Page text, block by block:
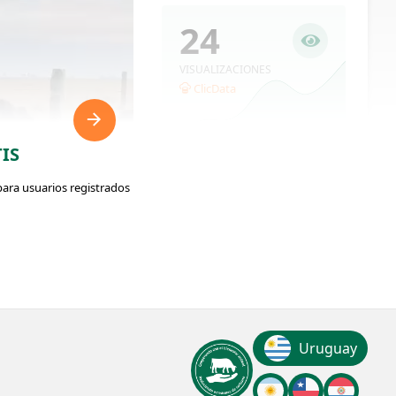
24
VISUALIZACIONES
ClicData
usuarios registrados
Uruguay